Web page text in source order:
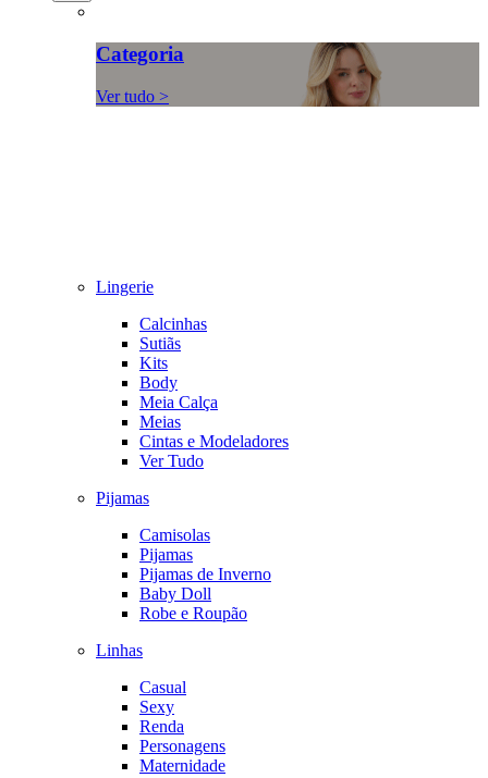
Categoria
Ver tudo >
Lingerie
Calcinhas
Sutiãs
Kits
Body
Meia Calça
Meias
Cintas e Modeladores
Ver Tudo
Pijamas
Camisolas
Pijamas
Pijamas de Inverno
Baby Doll
Robe e Roupão
Linhas
Casual
Sexy
Renda
Personagens
Maternidade